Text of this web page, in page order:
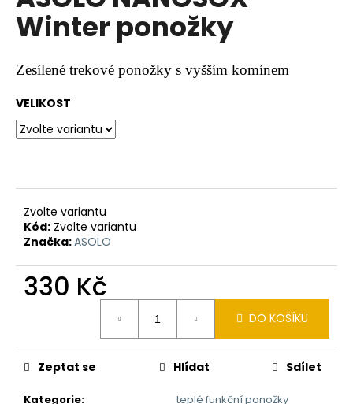
0,0
z
hvězdiček.
Winter ponožky
Zesílené trekové ponožky s vyšším komínem
VELIKOST
Zvolte variantu
Kód: Zvolte variantu
Značka:ASOLO
330 Kč
DO KOŠÍKU
Kategorie:
teplé funkční ponožky
Zeptat se Hlídat Sdílet
a
j
í
t
?
D
o
p
u